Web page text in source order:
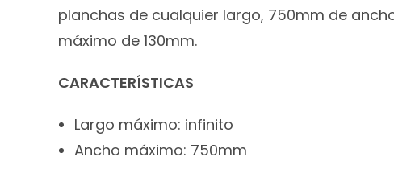
planchas de cualquier largo, 750mm de
máximo de 130mm.
CARACTERÍSTICAS
Largo máximo: infinito
Ancho máximo: 750mm